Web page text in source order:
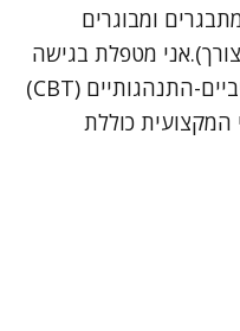
ומבוגרים
מטפלת בגישה
דינמית, בשילוב עם כלים קוגניטיביים-התנהגותיים (CBT)
כוללת